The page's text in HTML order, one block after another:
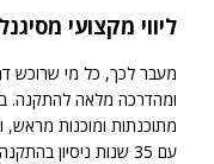
ליווי מקצועי
מעבר לכך, כל מי שרוכש
ומהדרכה מלאה להתקנה.
מתוכנתות ומוכנות מראש,
עם 35 שנות ניסיון